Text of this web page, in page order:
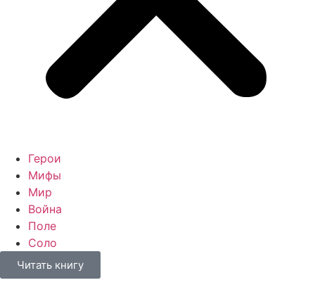
Герои
Мифы
Мир
Война
Поле
Соло
Читать книгу